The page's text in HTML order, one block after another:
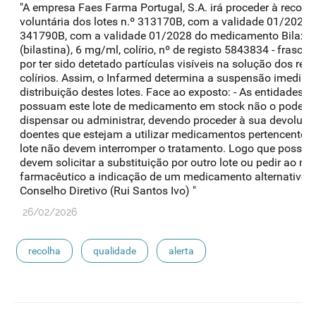
"A empresa Faes Farma Portugal, S.A. irá proceder à
voluntária dos lotes n.º 313170B, com a validade 01/2027
341790B, com a validade 01/2028 do medicamento
(bilastina), 6 mg/ml, colírio, nº de registo 5843834 - frasco
por ter sido detetado partículas visíveis na solução dos
colírios. Assim, o Infarmed determina a suspensão
distribuição destes lotes. Face ao exposto: - As entidades
possuam este lote de medicamento em stock não o podem
dispensar ou administrar, devendo proceder à sua
doentes que estejam a utilizar medicamentos pertencentes
lote não devem interromper o tratamento. Logo que
devem solicitar a substituição por outro lote ou pedir ao
farmacêutico a indicação de um medicamento alternativo.
Conselho Diretivo (Rui Santos Ivo) "
26/02/2026
recolha qualidade alerta